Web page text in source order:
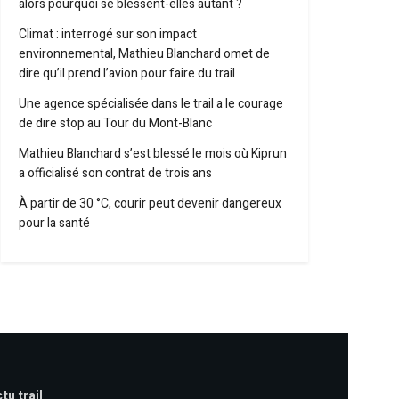
alors pourquoi se blessent-elles autant ?
Climat : interrogé sur son impact
environnemental, Mathieu Blanchard omet de
dire qu’il prend l’avion pour faire du trail
Une agence spécialisée dans le trail a le courage
de dire stop au Tour du Mont-Blanc
Mathieu Blanchard s’est blessé le mois où Kiprun
a officialisé son contrat de trois ans
À partir de 30 °C, courir peut devenir dangereux
pour la santé